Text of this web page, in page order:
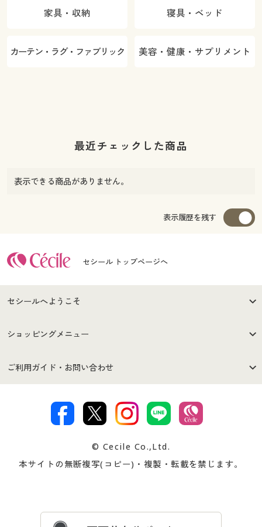
家具・収納 寝具・ベッド
カーテン・ラグ・ファブリック 美容・健康・サプリメント
最近チェックした商品
表示できる商品がありません。
表示履歴を残す
セシール トップページへ
セシールへようこそ
はじめての方へ
セシールご利用規約
著作権・商標について 会社案内
ショッピングメニュー
商品カテゴリ
プレゼント＆キャンペーン サイトマップ
ご利用ガイド・お問い合わせ
交換・返品は お支払は
ついて
忘れの場合
© Cecile Co.,Ltd.
本サイトの無断複写(コピー)・複製・転載を禁じます。